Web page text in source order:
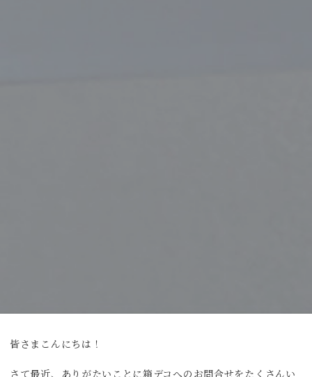
皆さまこんにちは！
さて最近、ありがたいことに箱デコへのお問合せをたくさんい